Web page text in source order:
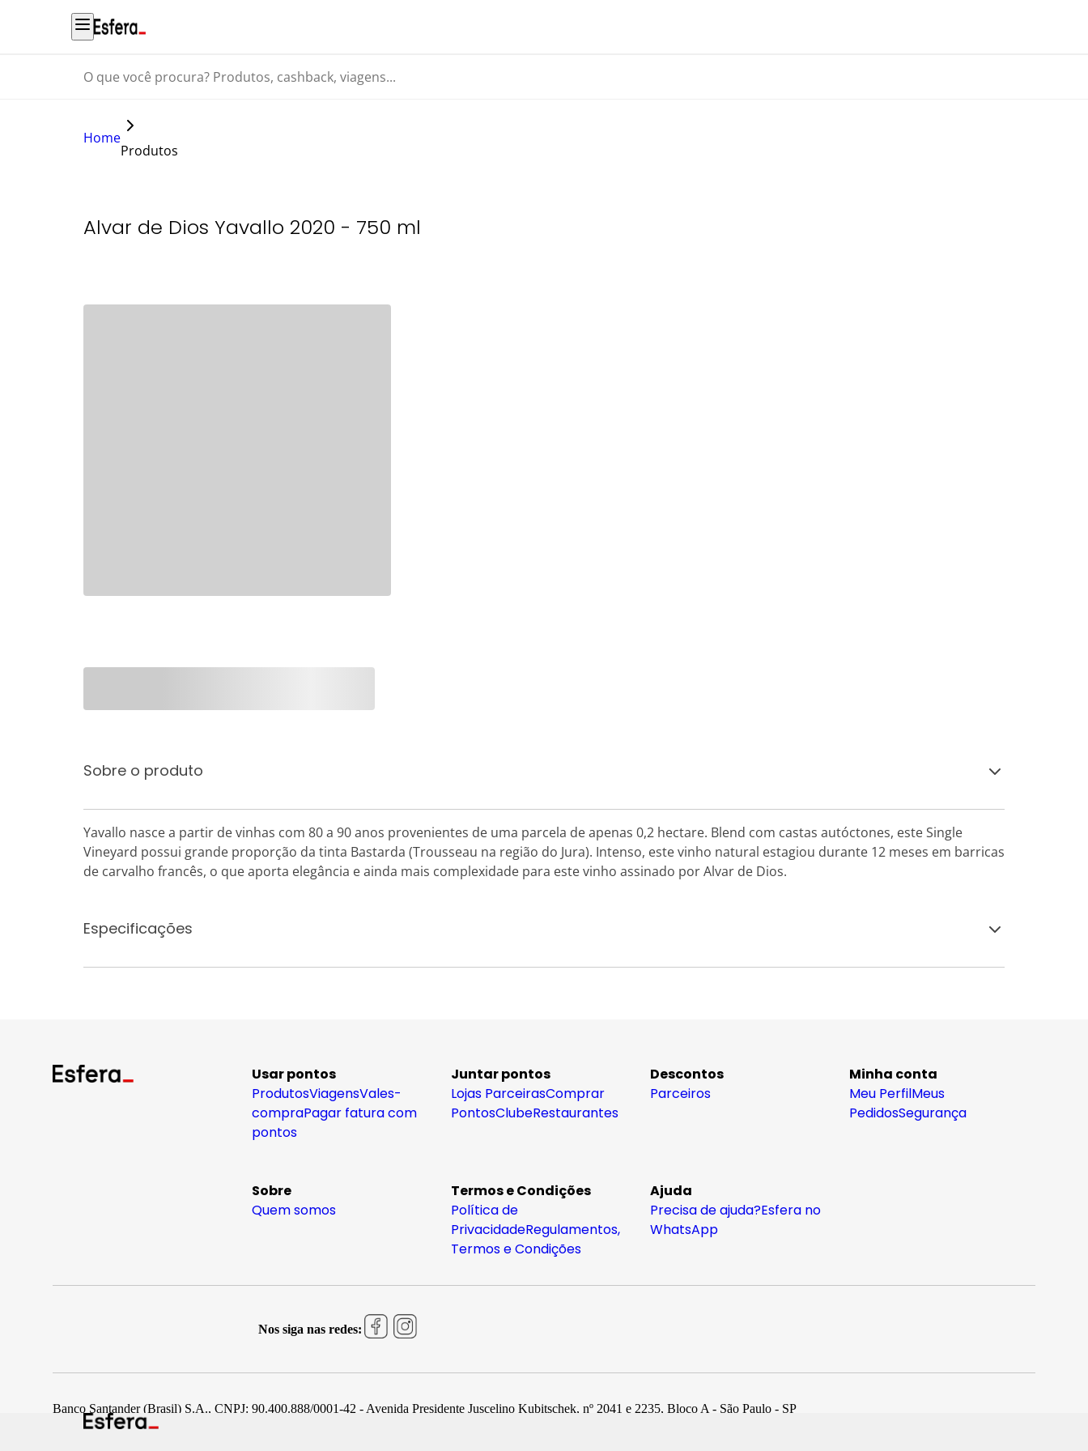
O que você procura? Produtos, cashback, viagens...
Home
Produtos
Alvar de Dios Yavallo 2020 - 750 ml
Sobre o produto
Yavallo nasce a partir de vinhas com 80 a 90 anos provenientes de uma parcela de apenas 0,2 hectare. Blend com castas autóctones, este Single
Vineyard possui grande proporção da tinta Bastarda (Trousseau na região do Jura). Intenso, este vinho natural estagiou durante 12 meses em barricas
de carvalho francês, o que aporta elegância e ainda mais complexidade para este vinho assinado por Alvar de Dios.
Especificações
Usar pontos
ProdutosViagensVales-
compraPagar fatura com
pontos
Juntar pontos
Lojas ParceirasComprar
PontosClubeRestaurantes
Descontos
Parceiros
Minha conta
Meu PerfilMeus
PedidosSegurança
Sobre
Quem somos
Termos e Condições
Política de
PrivacidadeRegulamentos,
Termos e Condições
Ajuda
Precisa de ajuda?Esfera no
WhatsApp
Nos siga nas redes:
Banco Santander (Brasil) S.A., CNPJ: 90.400.888/0001-42 - Avenida Presidente Juscelino Kubitschek, nº 2041 e 2235, Bloco A - São Paulo - SP